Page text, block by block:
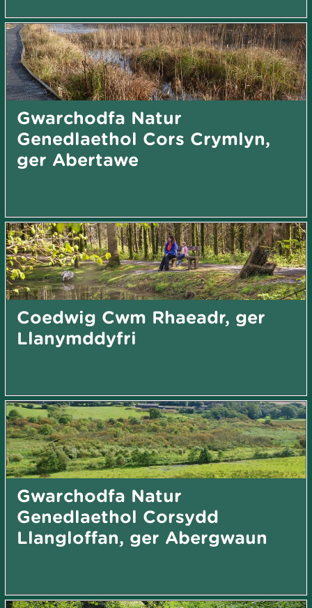
Gwarchodfa Natur
Genedlaethol Cors Crymlyn,
ger Abertawe
Coedwig Cwm Rhaeadr, ger
Llanymddyfri
Gwarchodfa Natur
Genedlaethol Corsydd
Llangloffan, ger Abergwaun